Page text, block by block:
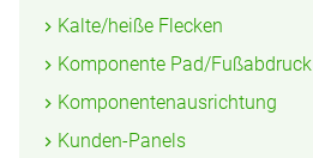
Kalte/heiße Flecken
Komponente Pad/Fußabdruck
Komponentenausrichtung
Kunden-Panels